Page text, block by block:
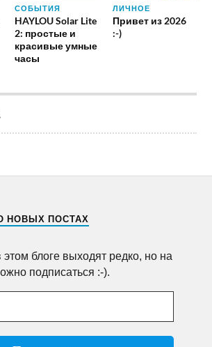
СОБЫТИЯ
HAYLOU Solar Lite
2: простые и
красивые умные
часы
ЛИЧНОЕ
Привет из 2026
:-)
НОВЫХ ПОСТАХ
блоге выходят редко, но на
подписаться :-).